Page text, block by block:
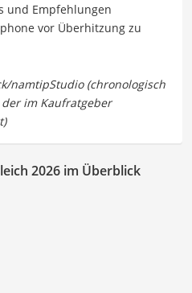
und Empfehlungen
vor Überhitzung zu
2026 im Überblick